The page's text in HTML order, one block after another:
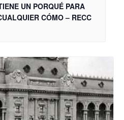
UN PORQUÉ PARA
CÓMO – RECC